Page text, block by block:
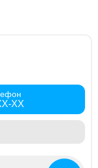
XX